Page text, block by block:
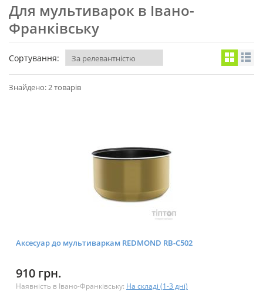
Для мультиварок в Івано-
Франківську
Сортування:
Знайдено: 2 товарів
Аксесуар до мультиваркам REDMOND RB-C502
910 грн.
Наявність в Івано-Франківську: На складі (1-3 дні)